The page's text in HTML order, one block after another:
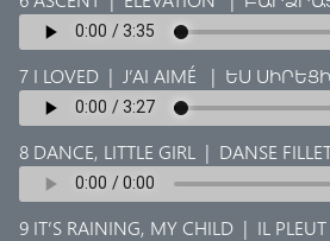
7 I LOVED | J’AI AIMÉ | ԵՍ ՍԻՐԵՑԻ
8 DANCE, LITTLE GIRL | DANSE
9 IT’S RAINING, MY CHILD | IL